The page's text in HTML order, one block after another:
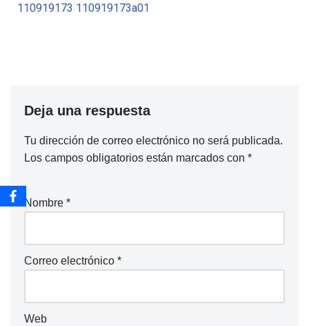
110919173 110919173a01
Deja una respuesta
Tu dirección de correo electrónico no será publicada.
Los campos obligatorios están marcados con *
Nombre *
Correo electrónico *
Web